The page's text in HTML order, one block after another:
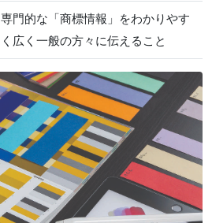
専門的な「商標情報」をわかりやす
く広く一般の方々に伝えること